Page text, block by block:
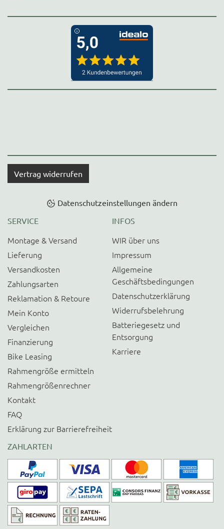
Vertrag widerrufen
Datenschutzeinstellungen ändern
SERVICE
Montage & Versand
Lieferung
Versandkosten
Zahlungsarten
Reklamation & Retoure
Mein Konto
Vergleichen
Finanzierung
Bike Leasing
Rahmengröße ermitteln
Rahmengrößenrechner
Kontakt
FAQ
Erklärung zur Barrierefreiheit
INFOS
WIR über uns
Impressum
Allgemeine
Geschäftsbedingungen
Datenschutzerklärung
Widerrufsbelehrung
Batteriegesetz und
Entsorgung
Karriere
ZAHLARTEN